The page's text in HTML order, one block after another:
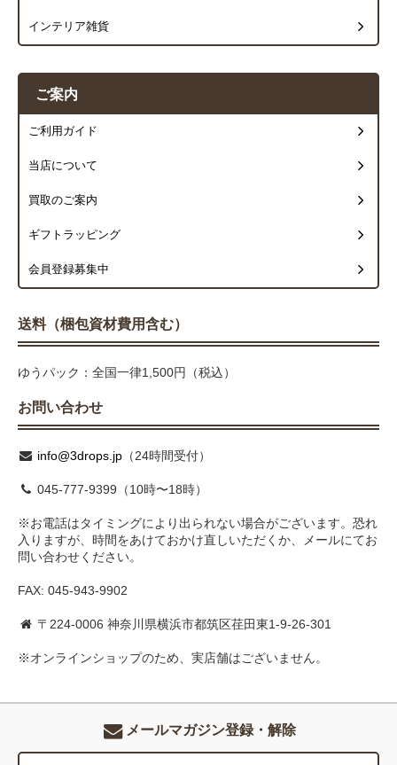
インテリア雑貨
ご案内
ご利用ガイド
当店について
買取のご案内
ギフトラッピング
会員登録募集中
送料（梱包資材費用含む）
ゆうパック：全国一律1,500円（税込）
お問い合わせ
info@3drops.jp （24時間受付）
045-777-9399（10時〜18時）
※お電話はタイミングにより出られない場合がございます。恐れ
入りますが、時間をあけておかけ直しいただくか、メールにてお
問い合わせください。
FAX: 045-943-9902
〒224-0006 神奈川県横浜市都筑区荏田東1-9-26-301
※オンラインショップのため、実店舗はございません。
メールマガジン登録・解除